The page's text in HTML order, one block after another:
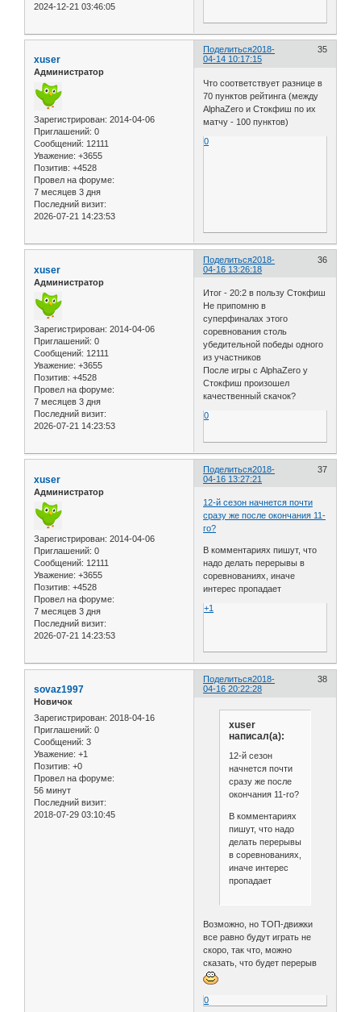
2024-12-21 03:46:05
Поделиться 35
2018-
04-14 10:17:15
xuser
Администратор
Зарегистрирован: 2014-04-06
Приглашений: 0
Сообщений: 12111
Уважение: +3655
Позитив: +4528
Провел на форуме:
7 месяцев 3 дня
Последний визит:
2026-07-21 14:23:53
Что соответствует разнице в
70 пунктов рейтинга (между
AlphaZero и Стокфиш по их
матчу - 100 пунктов)
0
Поделиться 36
2018-
04-16 13:26:18
xuser
Администратор
Зарегистрирован: 2014-04-06
Приглашений: 0
Сообщений: 12111
Уважение: +3655
Позитив: +4528
Провел на форуме:
7 месяцев 3 дня
Последний визит:
2026-07-21 14:23:53
Итог - 20:2 в пользу Стокфиш
Не припомню в
суперфиналах этого
соревнования столь
убедительной победы одного
из участников
После игры с AlphaZero у
Стокфиш произошел
качественный скачок?
0
Поделиться 37
2018-
04-16 13:27:21
xuser
Администратор
Зарегистрирован: 2014-04-06
Приглашений: 0
Сообщений: 12111
Уважение: +3655
Позитив: +4528
Провел на форуме:
7 месяцев 3 дня
Последний визит:
2026-07-21 14:23:53
12-й сезон начнется почти
сразу же после окончания 11-
го?
В комментариях пишут, что
надо делать перерывы в
соревнованиях, иначе
интерес пропадает
+1
Поделиться 38
2018-
04-16 20:22:28
sovaz1997
Новичок
Зарегистрирован: 2018-04-16
Приглашений: 0
Сообщений: 3
Уважение: +1
Позитив: +0
Провел на форуме:
56 минут
Последний визит:
2018-07-29 03:10:45
xuser
написал(а):
12-й сезон
начнется почти
сразу же после
окончания 11-го?
В комментариях
пишут, что надо
делать перерывы
в соревнованиях,
иначе интерес
пропадает
Возможно, но ТОП-движки
все равно будут играть не
скоро, так что, можно
сказать, что будет перерыв
0